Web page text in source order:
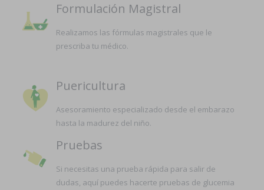
Formulación Magistral
Realizamos las fórmulas magistrales que le
prescriba tu médico.
Puericultura
Asesoramiento especializado desde el embarazo
hasta la madurez del niño.
Pruebas
Si necesitas una prueba rápida para salir de
dudas, aquí puedes hacerte pruebas de glucemia